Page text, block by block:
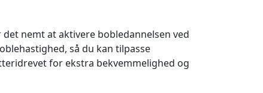
nemt at aktivere bobledannelsen ved
så du kan tilpasse
for ekstra bekvemmelighed og